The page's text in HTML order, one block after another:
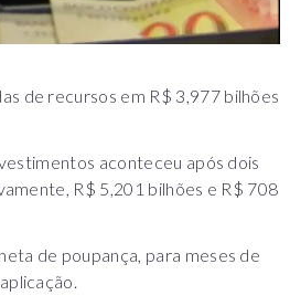
de recursos em R$ 3,977 bilhões
aconteceu após dois
R$ 5,201 bilhões e R$ 708
de poupança, para meses de